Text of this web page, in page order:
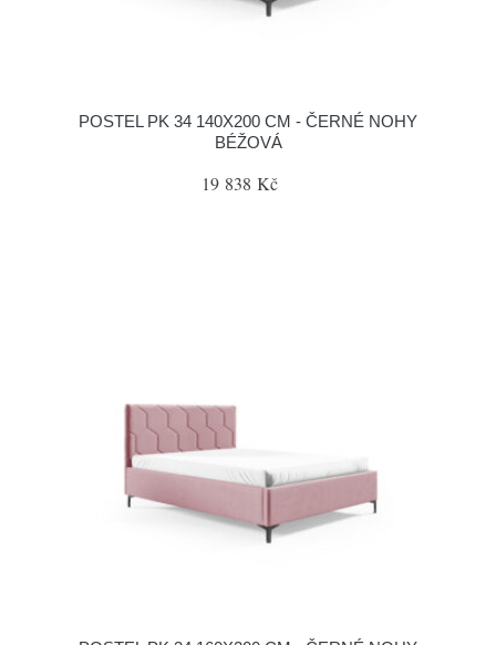
POSTEL PK 34 140X200 CM - ČERNÉ NOHY
BÉŽOVÁ
19 838 Kč